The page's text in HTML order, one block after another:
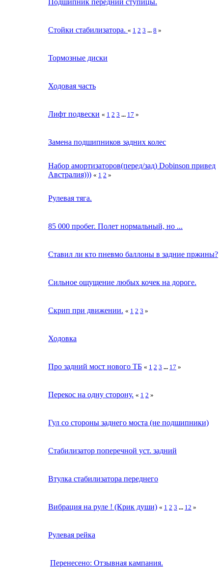
Подшипник передний ступицы.
Стойки стабилизатора. « 1 2 3 ... 8 »
Тормозные диски
Ходовая часть
Лифт подвески « 1 2 3 ... 17 »
Замена подшипников задних колес
Набор амортизаторов(перед/зад) Dobinson привед
Австралия))) « 1 2 »
Рулевая тяга.
85 000 пробег. Полет нормальный, но ...
Ставил ли кто пневмо баллоны в задние пржины?
Сильное ощущение любых кочек на дороге.
Скрип при движении. « 1 2 3 »
Ходовка
Про задний мост нового ТБ « 1 2 3 ... 17 »
Перекос на одну сторону. « 1 2 »
Гул со стороны заднего моста (не подшипники)
Cтабилизатор поперечной уст. задний
Втулка стабилизатора переднего
Вибрация на руле ! (Крик души) « 1 2 3 ... 12 »
Рулевая рейка
Перенесено: Отзывная кампания.